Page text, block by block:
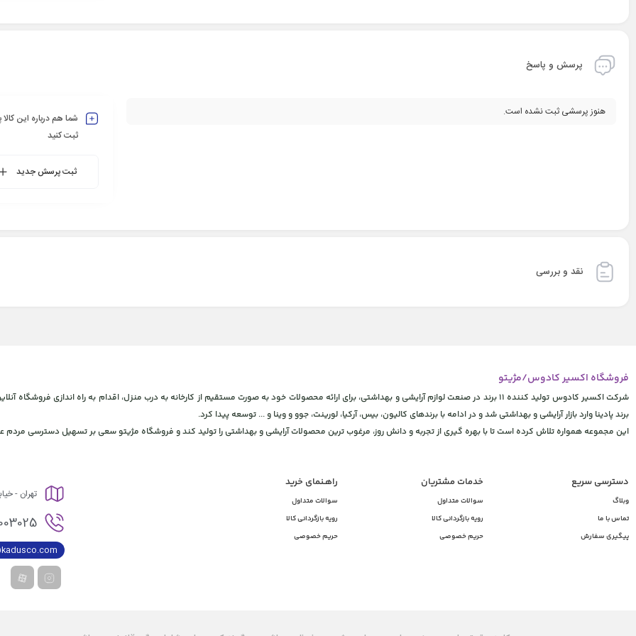
پرسش و پاسخ
هنوز پرسشی ثبت نشده است.
شما هم درباره این
ثبت کنید
ثبت پرسش جدید
نقد و بررسی
فروشگاه اکسیر کادوس/مژیتو
شرکت اکسیر کادوس تولید کننده 11 برند در صنعت لوازم آرایشی و بهداشتی، برای ارائه محصولات خود به صورت مستقیم از کارخانه به درب منزل، اقدام به راه اندازی
برند پادینا وارد بازار آرایشی و بهداشتی شد و در ادامه با برندهای کالیون، بیس، آرکیا، لورینت، جوو و وینا و ... توسعه پیدا کرد.
این مجموعه همواره تلاش کرده است تا با بهره گیری از تجربه و دانش روز، مرغوب ترین محصولات آرایشی و بهداشتی را تولید کند و فروشگاه مژیتو سعی بر تسهیل دسترسی مردم
دسترسی سریع
وبلاگ
تماس با ما
پیگیری سفارش
خدمات مشتریان
سوالات متداول
رویه بازگردانی کالا
حریم خصوصی
راهـنمای خرید
سوالات متداول
رویه بازگردانی کالا
حریم خصوصی
تهران -